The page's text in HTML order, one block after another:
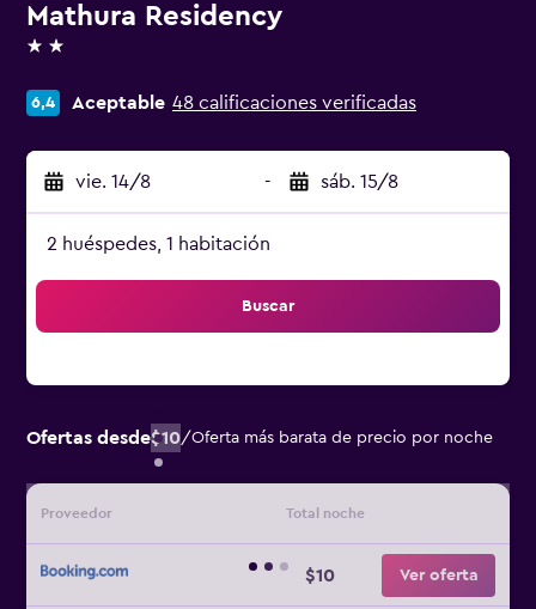
Mathura Residency
2 estrellas
6,4 Aceptable 48 calificaciones verificadas
vie. 14/8 - sáb. 15/8
2 huéspedes, 1 habitación
Buscar
Ofertas desde$10/Oferta más barata de precio por noche
Proveedor Total noche
$10 Ver oferta